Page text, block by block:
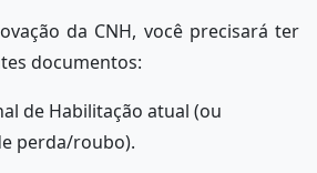
da CNH, você precisará ter
documentos:
de Habilitação atual (ou
perda/roubo).